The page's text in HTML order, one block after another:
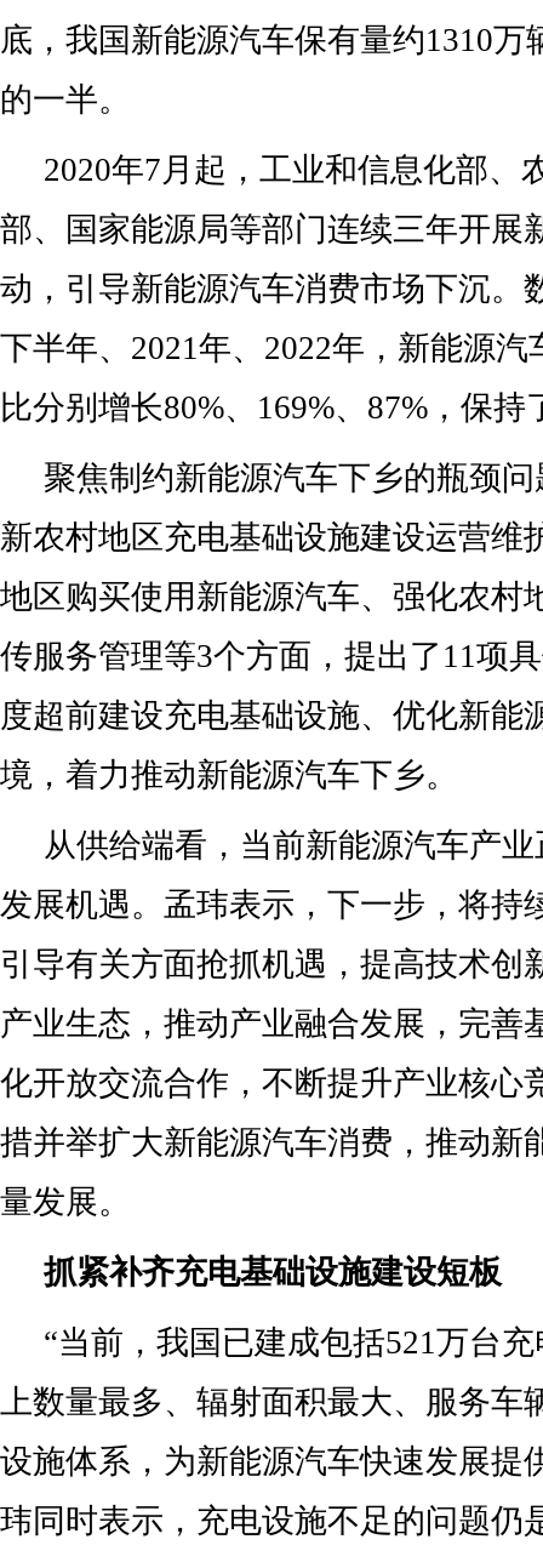
底，我国新能源汽车保有量约1310万
的一半。
2020年7月起，工业和信息化部、
部、国家能源局等部门连续三年开展
动，引导新能源汽车消费市场下沉。
下半年、2021年、2022年，新能源
比分别增长80%、169%、87%，保
聚焦制约新能源汽车下乡的瓶颈
新农村地区充电基础设施建设运营维
地区购买使用新能源汽车、强化农村
传服务管理等3个方面，提出了11项
度超前建设充电基础设施、优化新能
境，着力推动新能源汽车下乡。
从供给端看，当前新能源汽车产
发展机遇。孟玮表示，下一步，将持
引导有关方面抢抓机遇，提高技术创
产业生态，推动产业融合发展，完善
化开放交流合作，不断提升产业核心
措并举扩大新能源汽车消费，推动新
量发展。
抓紧补齐充电基础设施建设短板
“当前，我国已建成包括521万台
上数量最多、辐射面积最大、服务车
设施体系，为新能源汽车快速发展提
玮同时表示，充电设施不足的问题仍